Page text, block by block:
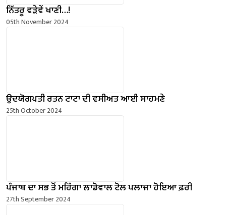
ਨਿੱਤਰੂ ਵੜੇਵੇਂ ਖਾਣੀ…!
05th November 2024
ਉਦਯੋਗਪਤੀ ਰਤਨ ਟਾਟਾ ਦੀ ਵਸੀਅਤ ਆਈ ਸਾਹਮਣੇ
25th October 2024
ਪੰਜਾਬ ਦਾ ਸਭ ਤੋਂ ਮਹਿੰਗਾ ਲਾਡੋਵਾਲ ਟੋਲ ਪਲਾਜ਼ਾ ਹੋਇਆ ਫ਼ਰੀ
27th September 2024